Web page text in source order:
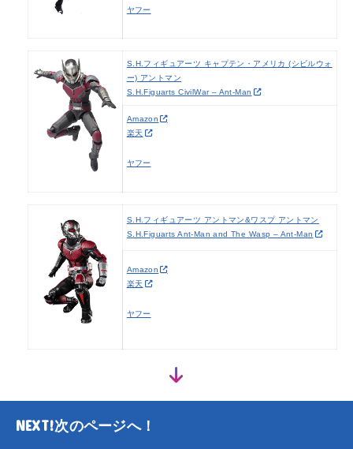
ヤフー
S.H.フィギュアーツ キャプテン・アメリカ (シビルウォ
ー) アントマン
S.H.Figuarts CivilWar – Ant-Man
Amazon
楽天
ヤフー
S.H.フィギュアーツ アントマン&ワスプ アントマン
S.H.Figuarts Ant-Man and The Wasp – Ant-Man
Amazon
楽天
ヤフー
NEXT!次のページへ！